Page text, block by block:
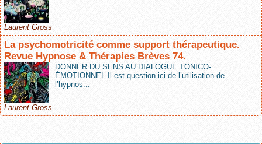
Laurent Gross
La psychomotricité comme support thérapeutique.
Revue Hypnose & Thérapies Brèves 74.
DONNER DU SENS AU DIALOGUE TONICO-
ÉMOTIONNEL Il est question ici de l’utilisation de
l’hypnos...
Laurent Gross